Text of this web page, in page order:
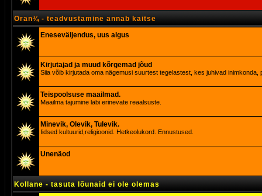
Oran¾ - teadvustamine annab kaitse
Eneseväljendus, uus algus
Kirjutajad ja muud kõrgemad jõud
Siia võib kirjutada oma nägemusi suurtest tegelastest, kes juhivad inimkonda,
Teispoolsuse maailmad.
Maailma tajumine läbi erinevate reaalsuste.
Minevik, Olevik, Tulevik.
Iidsed kultuurid,religioonid. Hetkeolukord. Ennustused.
Unenäod
Kollane - tasuta lõunaid ei ole olemas